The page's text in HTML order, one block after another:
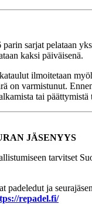
sarjat pelataan
kaksi päiväisenä.
ilmoitetaan
on varmistunut.
tai päättymistä
JÄSENYYS
tarvitset
padeledut ja
repadel.fi/